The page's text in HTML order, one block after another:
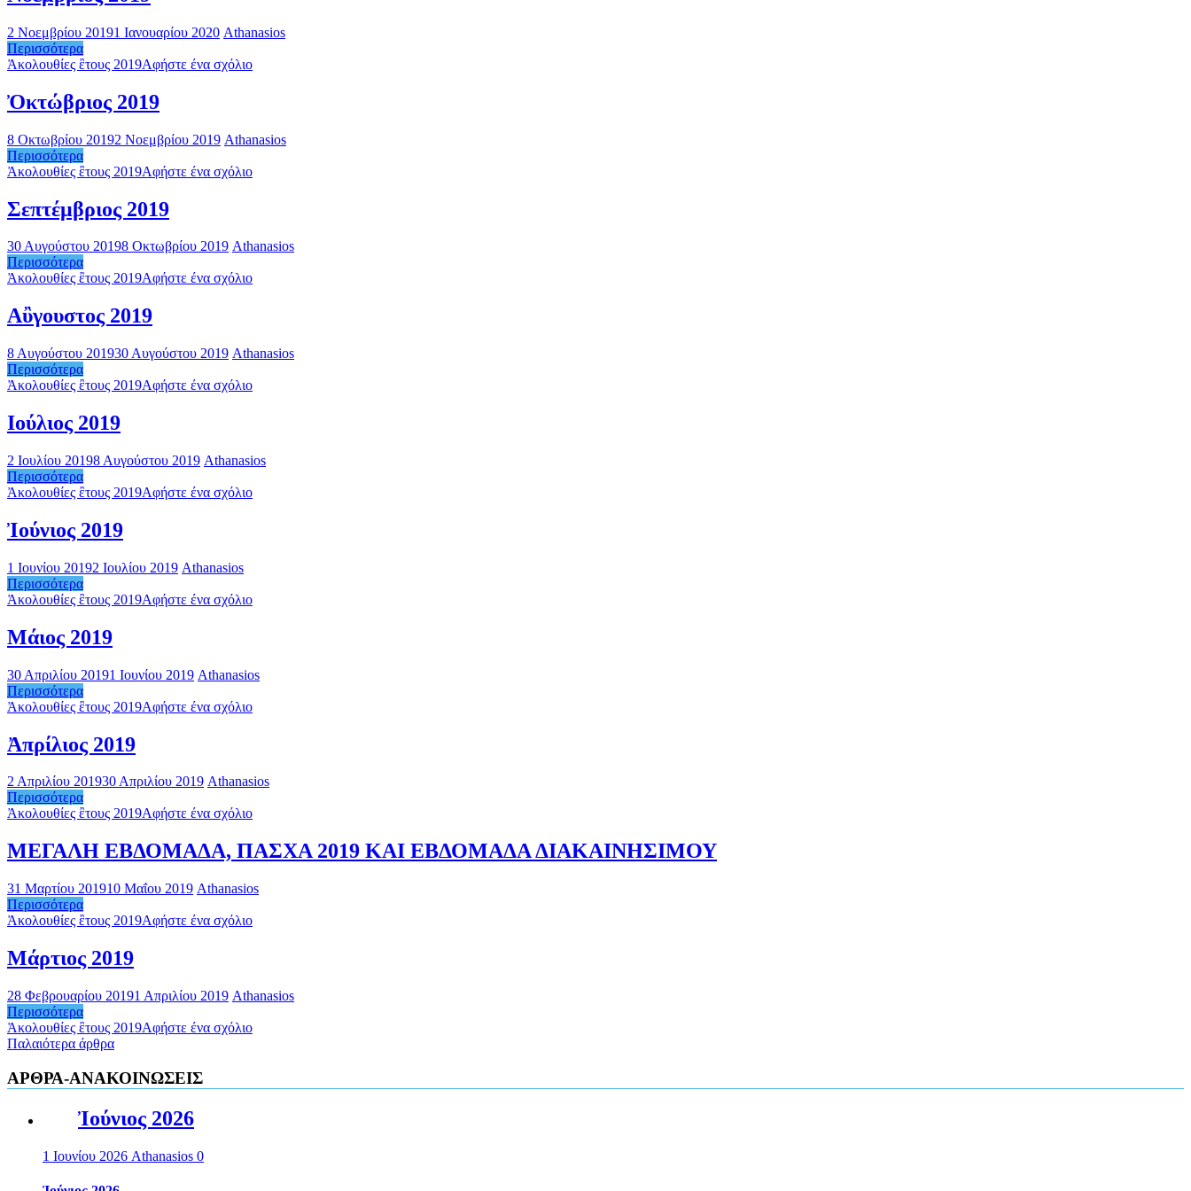
2 Νοεμβρίου 20191 Ιανουαρίου 2020 Athanasios
Περισσότερα
Ἀκολουθίες ἒτους 2019Αφήστε ένα σχόλιο
Ὀκτώβριος 2019
8 Οκτωβρίου 20192 Νοεμβρίου 2019 Athanasios
Περισσότερα
Ἀκολουθίες ἒτους 2019Αφήστε ένα σχόλιο
Σεπτέμβριος 2019
30 Αυγούστου 20198 Οκτωβρίου 2019 Athanasios
Περισσότερα
Ἀκολουθίες ἒτους 2019Αφήστε ένα σχόλιο
Αὒγουστος 2019
8 Αυγούστου 201930 Αυγούστου 2019 Athanasios
Περισσότερα
Ἀκολουθίες ἒτους 2019Αφήστε ένα σχόλιο
Ιούλιος 2019
2 Ιουλίου 20198 Αυγούστου 2019 Athanasios
Περισσότερα
Ἀκολουθίες ἒτους 2019Αφήστε ένα σχόλιο
Ἰούνιος 2019
1 Ιουνίου 20192 Ιουλίου 2019 Athanasios
Περισσότερα
Ἀκολουθίες ἒτους 2019Αφήστε ένα σχόλιο
Μάιος 2019
30 Απριλίου 20191 Ιουνίου 2019 Athanasios
Περισσότερα
Ἀκολουθίες ἒτους 2019Αφήστε ένα σχόλιο
Ἀπρίλιος 2019
2 Απριλίου 201930 Απριλίου 2019 Athanasios
Περισσότερα
Ἀκολουθίες ἒτους 2019Αφήστε ένα σχόλιο
ΜΕΓΑΛΗ ΕΒΔΟΜΑΔΑ, ΠΑΣΧΑ 2019 ΚΑΙ ΕΒΔΟΜΑΔΑ ΔΙΑΚΑΙΝΗΣΙΜΟΥ
31 Μαρτίου 201910 Μαΐου 2019 Athanasios
Περισσότερα
Ἀκολουθίες ἒτους 2019Αφήστε ένα σχόλιο
Μάρτιος 2019
28 Φεβρουαρίου 20191 Απριλίου 2019 Athanasios
Περισσότερα
Ἀκολουθίες ἒτους 2019Αφήστε ένα σχόλιο
Πλοήγηση
άρθρων
Παλαιότερα άρθρα
ΑΡΘΡΑ-ΑΝΑΚΟΙΝΩΣΕΙΣ
Ἰούνιος 2026
1 Ιουνίου 2026 Athanasios 0